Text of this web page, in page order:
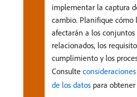
implementar la captura
cambio. Planifique cómo
afectarán a los conjuntos
relacionados, los
cumplimiento y los
Consulte
de los datos para